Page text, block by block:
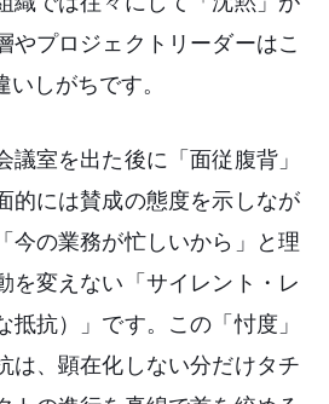
やプロジェクトリーダーはこ
しがちです。
議室を出た後に「面従腹背」
的には賛成の態度を示しなが
今の業務が忙しいから」と理
を変えない「サイレント・レ
抵抗）」です。この「忖度」
は、顕在化しない分だけタチ